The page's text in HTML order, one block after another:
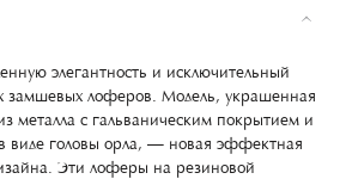
элегантность и исключительный
замшевых лоферов. Модель, украшенная
металла с гальваническим покрытием и
виде головы орла, — новая эффектная
Эти лоферы на резиновой